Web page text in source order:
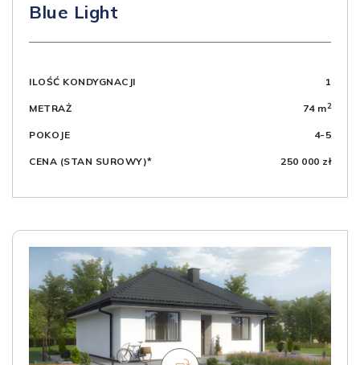
Blue Light
ILOŚĆ KONDYGNACJI 1
METRAŻ 74 m2
POKOJE 4-5
CENA (STAN SUROWY)* 250 000 zł